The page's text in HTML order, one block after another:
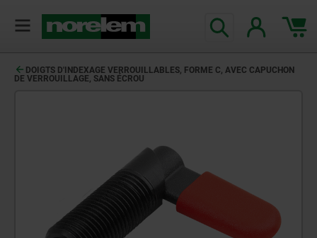
DOIGTS D'INDEXAGE VERROUILLABLES, FORME C, AVEC CAPUCHON
DE VERROUILLAGE, SANS ÉCROU